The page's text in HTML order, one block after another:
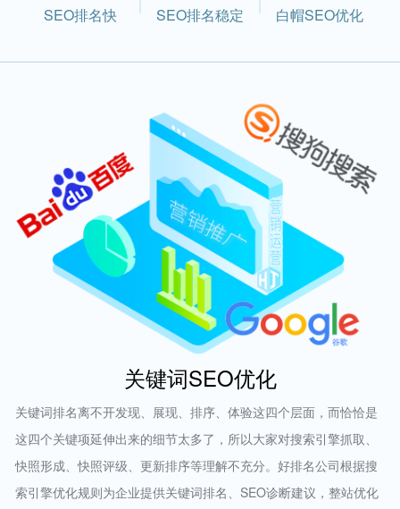
SEO排名快 SEO排名稳定 白帽SEO优化
关键词SEO优化
关键词排名离不开发现、展现、排序、体验这四个层面，而恰恰是
这四个关键项延伸出来的细节太多了，所以大家对搜索引擎抓取、
快照形成、快照评级、更新排序等理解不充分。好排名公司根据搜
索引擎优化规则为企业提供关键词排名、SEO诊断建议，整站优化